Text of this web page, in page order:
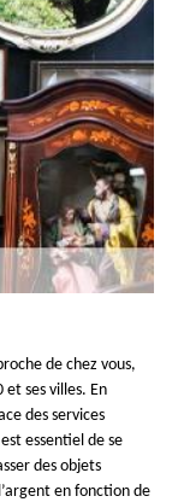
de chez vous,
ses villes. En
des services
essentiel de se
des objets
en fonction de